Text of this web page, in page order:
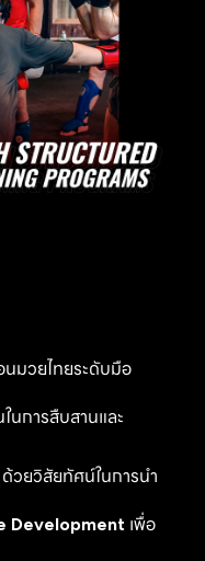
มวยไทยระดับมือ
การสืบสานและ
วยวิสัยทัศน์ในการนำ
Developmentเพื่อ